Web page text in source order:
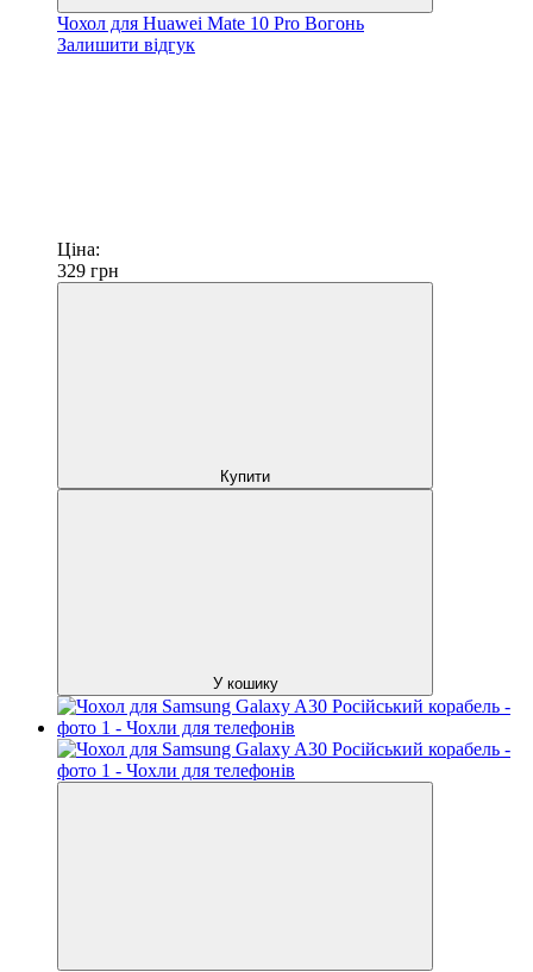
Чохол для Huawei Mate 10 Pro Вогонь
Залишити відгук
Ціна:
329 грн
Купити
У кошику